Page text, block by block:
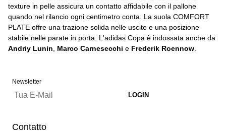
texture in pelle assicura un contatto affidabile con il pallone
quando nel rilancio ogni centimetro conta. La suola COMFORT
PLATE offre una trazione solida nelle uscite e una posizione
stabile nelle parate in porta. L'adidas Copa è indossata anche da
Andriy Lunin
Marco Carnesecchi e Frederik Roennow
Newsletter
Contatto